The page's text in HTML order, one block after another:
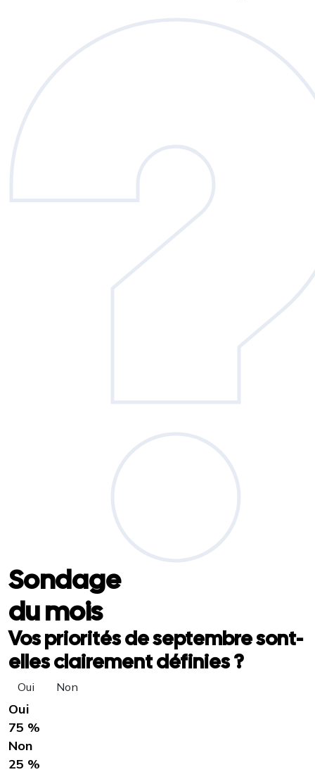
Sondage
du mois
Vos priorités de septembre sont-
elles clairement définies ?
Oui Non
Oui
75 %
Non
25 %